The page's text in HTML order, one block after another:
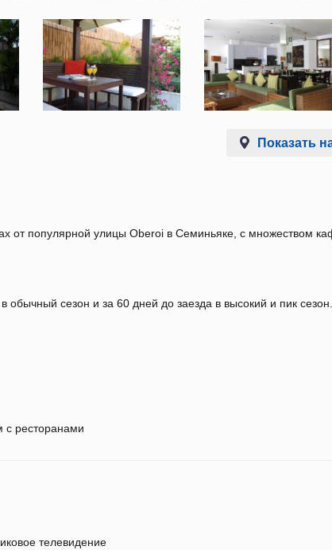
Показать
от популярной улицы Oberoi в Семиньяке, с множеством
сезон и за 60 дней до заезда в высокий и пик сезон.
с ресторанами
телевидение